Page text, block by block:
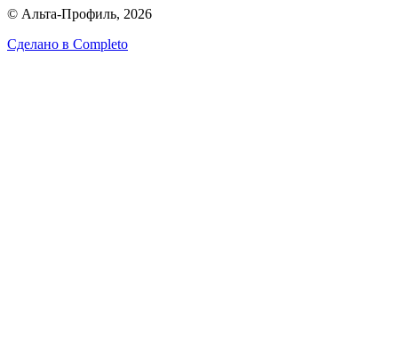
© Альта-Профиль, 2026
Сделано в Completo